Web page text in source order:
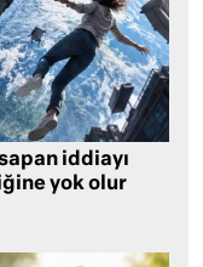
iddiayı
yok olur